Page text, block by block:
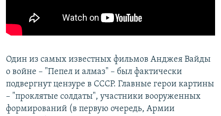
Один из самых известных фильмов Анджея Вайды
о войне – "Пепел и алмаз" – был фактически
подвергнут цензуре в СССР. Главные герои картины
– "проклятые солдаты", участники вооруженных
формирований (в первую очередь, Армии